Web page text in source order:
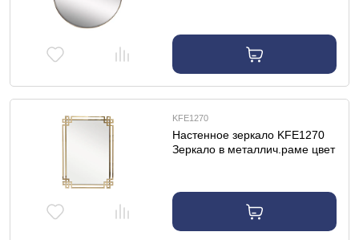
KFE1270
Настенное зеркало KFE1270
Зеркало в металлич.раме цвет